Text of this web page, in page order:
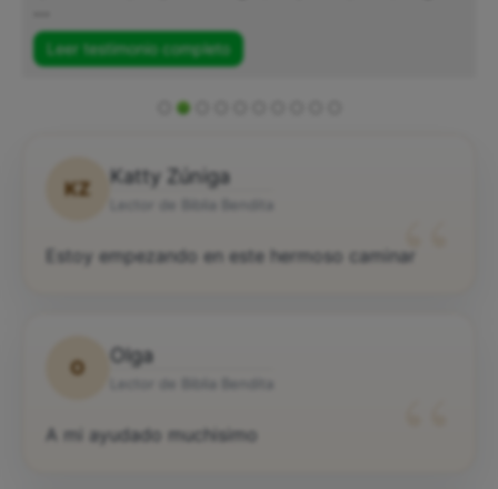
Leer testimonio completo
KZ
Katty Zúniga
“
Estoy empezando en este hermoso caminar
O
Olga
A mi ayudado muchisimo